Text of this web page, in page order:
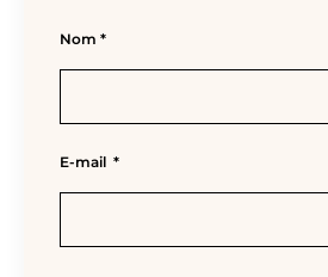
Nom *
E-mail *